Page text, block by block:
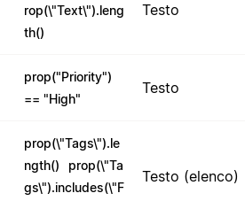
rop(\"Text\").leng
th()
Testo
prop("Priority")
== "High"
Testo
prop(\"Tags\").le
ngth()
prop(\"Ta
gs\").includes(\"F
Testo (elenco)